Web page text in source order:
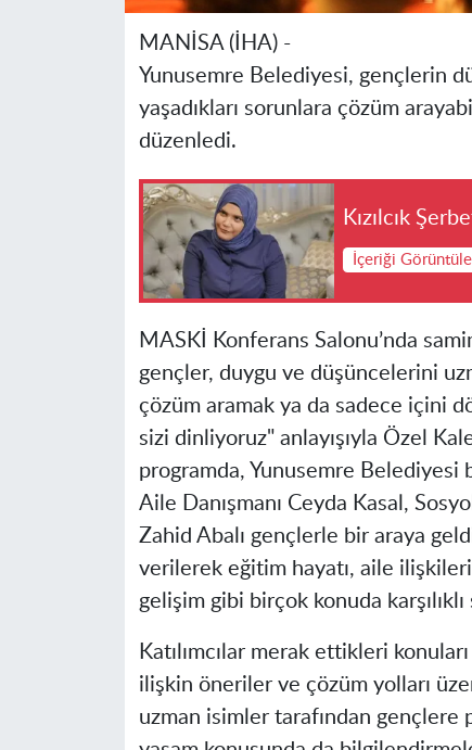
MANİSA (İHA) -
Yunusemre Belediyesi, gençlerin
yaşadıkları sorunlara çözüm
düzenledi.
Kızılcık
İçeriği Görüntüle
MASKİ Konferans Salonu’nda
gençler, duygu ve düşüncelerini
çözüm aramak ya da sadece içini
sizi dinliyoruz" anlayışıyla Özel
programda, Yunusemre
Aile Danışmanı Ceyda Kasal,
Zahid Abalı gençlerle bir araya
verilerek eğitim hayatı, aile
gelişim gibi birçok konuda
Katılımcılar merak ettikleri
ilişkin öneriler ve çözüm yolları
uzman isimler tarafından gençlere